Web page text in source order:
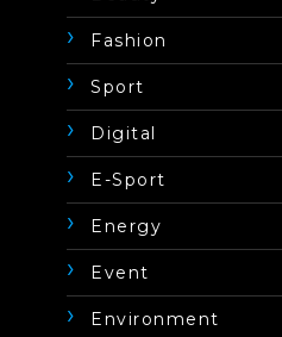
Fashion
Sport
Digital
E-Sport
Energy
Event
Environment